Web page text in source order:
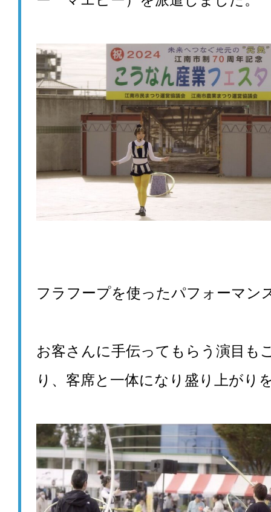
フラフープを使ったパフォーマン
お客さんに手伝ってもらう演目も
り、客席と一体になり盛り上がり